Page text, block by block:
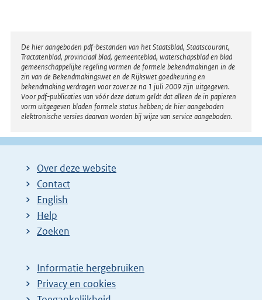
Disclaimer
De hier aangeboden pdf-bestanden van het Staatsblad, Staatscourant,
Tractatenblad, provinciaal blad, gemeenteblad, waterschapsblad en blad
gemeenschappelijke regeling vormen de formele bekendmakingen in de
zin van de Bekendmakingswet en de Rijkswet goedkeuring en
bekendmaking verdragen voor zover ze na 1 juli 2009 zijn uitgegeven.
Voor pdf-publicaties van vóór deze datum geldt dat alleen de in papieren
vorm uitgegeven bladen formele status hebben; de hier aangeboden
elektronische versies daarvan worden bij wijze van service aangeboden.
Over deze website
Contact
English
Help
Zoeken
Informatie hergebruiken
Privacy en cookies